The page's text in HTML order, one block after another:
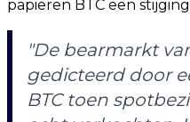
papieren BTC een
"De bearmarkt
gedicteerd door
BTC toen